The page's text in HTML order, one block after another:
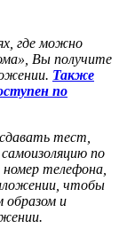
где можно
Вы получите
Также
по
тест,
по
телефона,
чтобы
и